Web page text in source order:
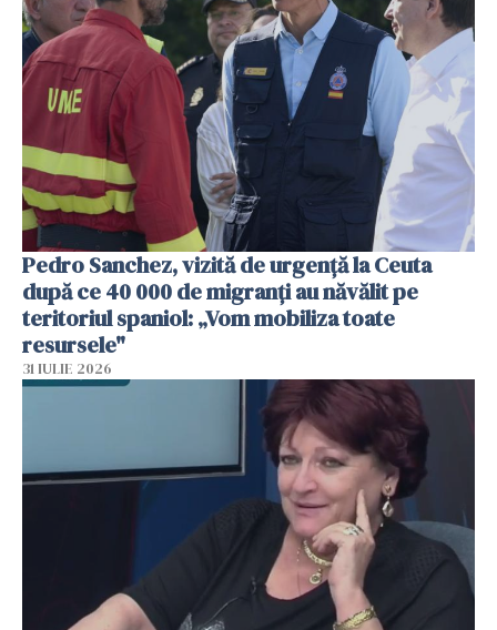
Pedro Sanchez, vizită de urgență la Ceuta
după ce 40 000 de migranți au năvălit pe
teritoriul spaniol: „Vom mobiliza toate
resursele"
31 IULIE 2026